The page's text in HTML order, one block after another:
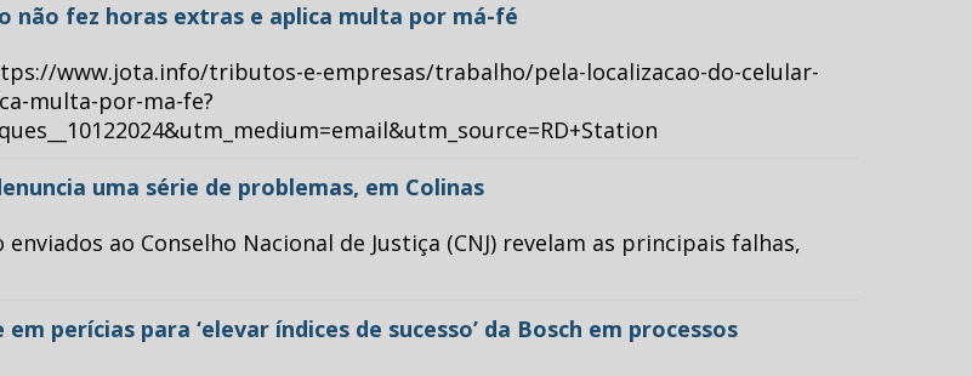
não fez horas extras e aplica multa por má-fé
www.jota.info/tributos-e-empresas/trabalho/pela-localizacao-do-celular-
multa-por-ma-fe?
uma série de problemas, em Colinas
ao Conselho Nacional de Justiça (CNJ) revelam as principais falhas,
perícias para ‘elevar índices de sucesso’ da Bosch em processos